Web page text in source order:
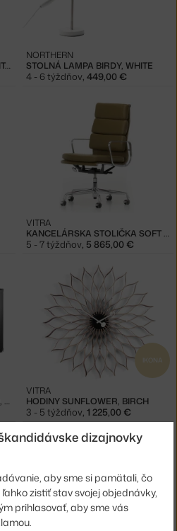
KANCELÁRSKA STOLIČKA MYNT, OAK/ALUMINIUM STOLNÁ LAMPA BIRDY, WHITE
NORTHERN
4 - 6 týždňov, 449,00 €
KANCELÁRSKA STOLIČKA SOFT PAD EA 219, OLIVE / CHROMED
VITRA
5 - 7 týždňov, 5 865,00 €
CHEST WITH DRAWERS 78 X 30, BLACK ASH
IKONA
HODINY SUNFLOWER, BIRCH
VITRA
3 - 5 týždňov, 1 225,00 €
dizajnovky
aby sme si pamätali, čo
zistiť stav svojej objednávky,
prihlasovať, aby sme vás